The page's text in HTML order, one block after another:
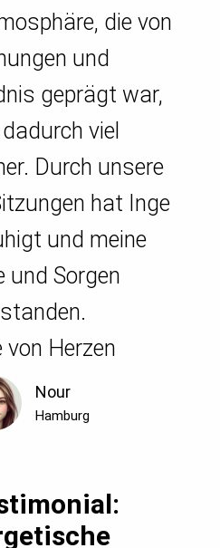
die von
und
geprägt war,
viel
Durch unsere
hat Inge
und meine
und Sorgen
von Herzen
Nour
Hamburg